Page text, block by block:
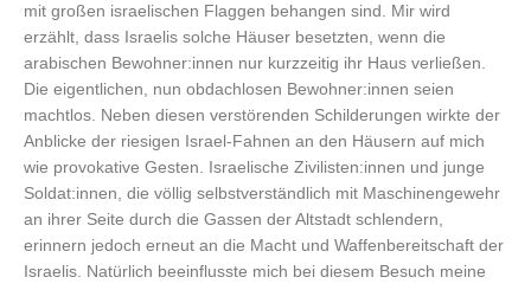
mit großen israelischen Flaggen behangen sind. Mir wird
erzählt, dass Israelis solche Häuser besetzten, wenn die
arabischen Bewohner:innen nur kurzzeitig ihr Haus verließen.
Die eigentlichen, nun obdachlosen Bewohner:innen seien
machtlos. Neben diesen verstörenden Schilderungen wirkte der
Anblicke der riesigen Israel-Fahnen an den Häusern auf mich
wie provokative Gesten. Israelische Zivilisten:innen und junge
Soldat:innen, die völlig selbstverständlich mit Maschinengewehr
an ihrer Seite durch die Gassen der Altstadt schlendern,
erinnern jedoch erneut an die Macht und Waffenbereitschaft der
Israelis. Natürlich beeinflusste mich bei diesem Besuch meine